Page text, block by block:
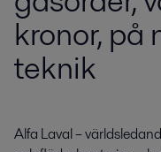
kronor, på
teknik
Alfa Laval –